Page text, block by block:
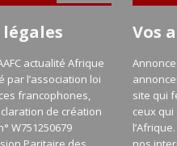
actualité Afrique
par l’association loi
francophones,
de création
W751250679
Vos
site qui
ceux